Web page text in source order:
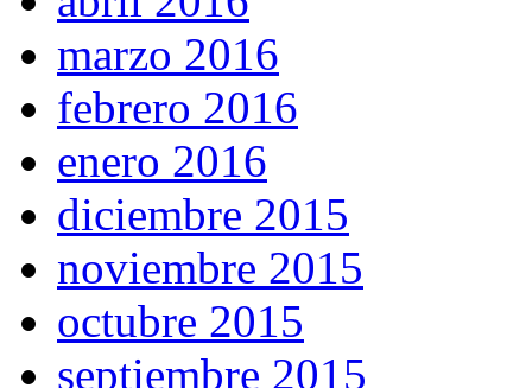
marzo 2016
febrero 2016
enero 2016
diciembre 2015
noviembre 2015
octubre 2015
septiembre 2015